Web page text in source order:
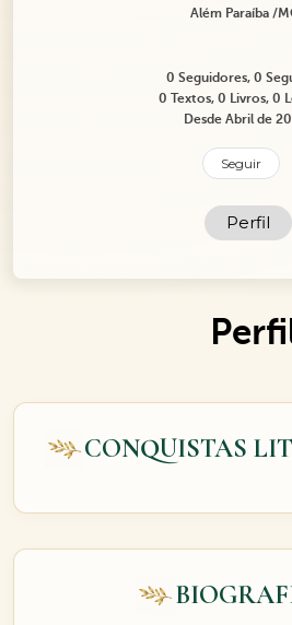
Além Paraíba /
0 Seguidores, 0
0 Textos, 0 Livros, 0
Desde Abril de
Seguir
Perfil
CONQUISTAS